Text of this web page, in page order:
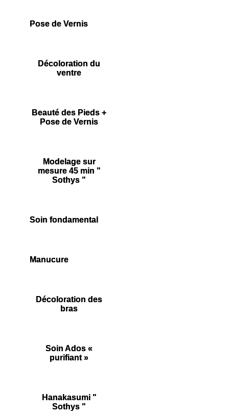
Pose de Vernis
Décoloration du
ventre
Beauté des Pieds +
Pose de Vernis
Modelage sur
mesure 45 min "
Sothys "
Soin fondamental
Manucure
Décoloration des
bras
Soin Ados «
purifiant »
Hanakasumi "
Sothys "